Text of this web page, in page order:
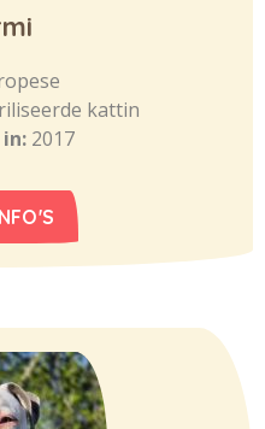
kattin
2017